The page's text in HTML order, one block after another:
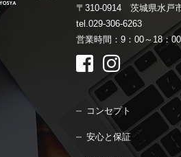
〒310-0914 茨城県水戸
tel.029-306-6263
営業時間：9：00～18：
コンセプト
安心と保証